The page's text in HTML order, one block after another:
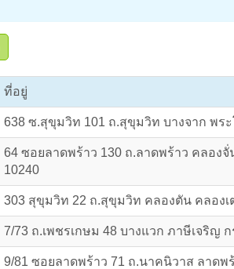
ที่อยู่
638 ซ.สุขุมวิท 101 ถ.สุขุมวิท บางจาก พระ
64 ซอยลาดพร้าว 130 ถ.ลาดพร้าว คลองจั่
10240
303 สุขุมวิท 22 ถ.สุขุมวิท คลองตัน คลองเ
7/73 ถ.เพชรเกษม 48 บางแวก ภาษีเจริญ ก
9/81 ซอยลาดพร้าว 71 ถ.นาคนิวาส ลาดพ